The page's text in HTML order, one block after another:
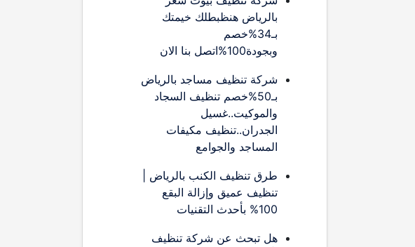
بالرياض هنظبطلك خيمتك
بـ34%خصم
وبجودة100%اتصل بنا الان
شركة تنظيف مساجد بالرياض
بـ50%خصم تنظيف السجاد
والموكيت..غسيل
الجدران..تنظيف مكيفات
المساجد والجوامع
طرق تنظيف الكنب بالرياض |
تنظيف عميق وإزالة البقع
100% بأحدث التقنيات
هل تبحث عن شركة تنظيف